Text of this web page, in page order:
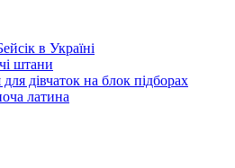
в Україні
штани
дівчаток на блок підборах
латина